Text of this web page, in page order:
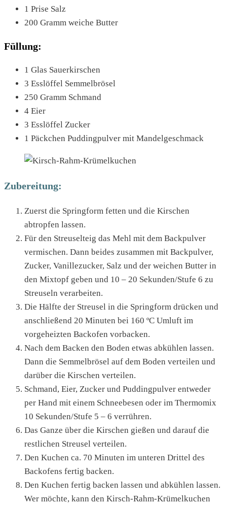
1 Prise Salz
200 Gramm weiche Butter
Füllung:
1 Glas Sauerkirschen
3 Esslöffel Semmelbrösel
250 Gramm Schmand
4 Eier
3 Esslöffel Zucker
1 Päckchen Puddingpulver mit Mandelgeschmack
Zubereitung:
Zuerst die Springform fetten und die Kirschen
abtropfen lassen.
Für den Streuselteig das Mehl mit dem Backpulver
vermischen. Dann beides zusammen mit Backpulver,
Zucker, Vanillezucker, Salz und der weichen Butter in
den Mixtopf geben und 10 – 20 Sekunden/Stufe 6 zu
Streuseln verarbeiten.
Die Hälfte der Streusel in die Springform drücken und
anschließend 20 Minuten bei 160 ºC Umluft im
vorgeheizten Backofen vorbacken.
Nach dem Backen den Boden etwas abkühlen lassen.
Dann die Semmelbrösel auf dem Boden verteilen und
darüber die Kirschen verteilen.
Schmand, Eier, Zucker und Puddingpulver entweder
per Hand mit einem Schneebesen oder im Thermomix
10 Sekunden/Stufe 5 – 6 verrühren.
Das Ganze über die Kirschen gießen und darauf die
restlichen Streusel verteilen.
Den Kuchen ca. 70 Minuten im unteren Drittel des
Backofens fertig backen.
Den Kuchen fertig backen lassen und abkühlen lassen.
Wer möchte, kann den Kirsch-Rahm-Krümelkuchen